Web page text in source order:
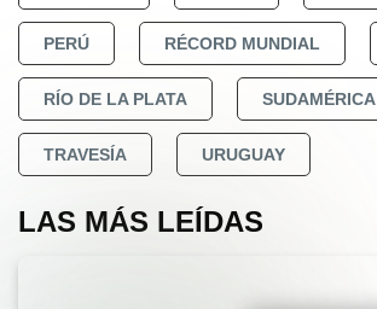
PERÚ RÉCORD MUNDIAL
RÍO DE LA PLATA SUDAMÉRICA
TRAVESÍA URUGUAY
LAS MÁS LEÍDAS